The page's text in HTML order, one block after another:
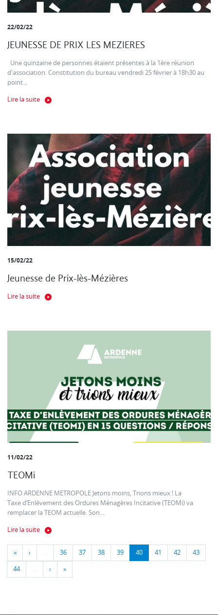
22/02/22
JEUNESSE DE PRIX LES MEZIERES
Une quinzaine de personnes étaient présentes à la 1ère réunion
d'association. Constitution du bureau vendredi 25 février à 18h30 au
point...
Lire la suite
15/02/22
Jeunesse de Prix-lès-Mézières
Lire la suite
11/02/22
TEOMi
INFO ARDENNE METROPOLE Jetons moins, Trions mieux ! La
Taxe d’Enlèvement des Ordures Ménagères Incitative (TEOMi) va
remplacer la TEOM actuelle. Son...
Lire la suite
« ‹ … 36 37 38 39 40 41 42 43
44 … › »